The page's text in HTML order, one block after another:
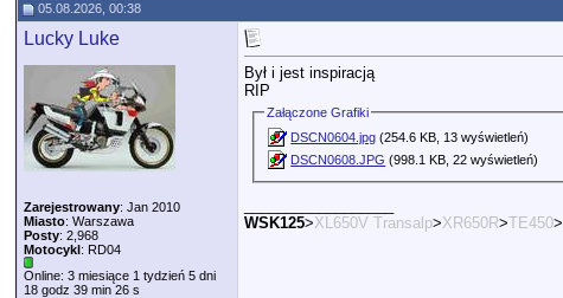
05.08.2026, 00:38
Lucky Luke
Zarejestrowany: Jan 2010
Miasto: Warszawa
Posty: 2,968
Motocykl: RD04
Online: 3 miesiące 1 tydzień 5 dni
18 godz 39 min 26 s
Był i jest inspiracją
RIP
Załączone Grafiki
DSCN0604.jpg (254.6 KB, 13 wyświetleń)
DSCN0608.JPG (998.1 KB, 22 wyświetleń)
WSK125>XL650V Transalp>XR650R>TE450>